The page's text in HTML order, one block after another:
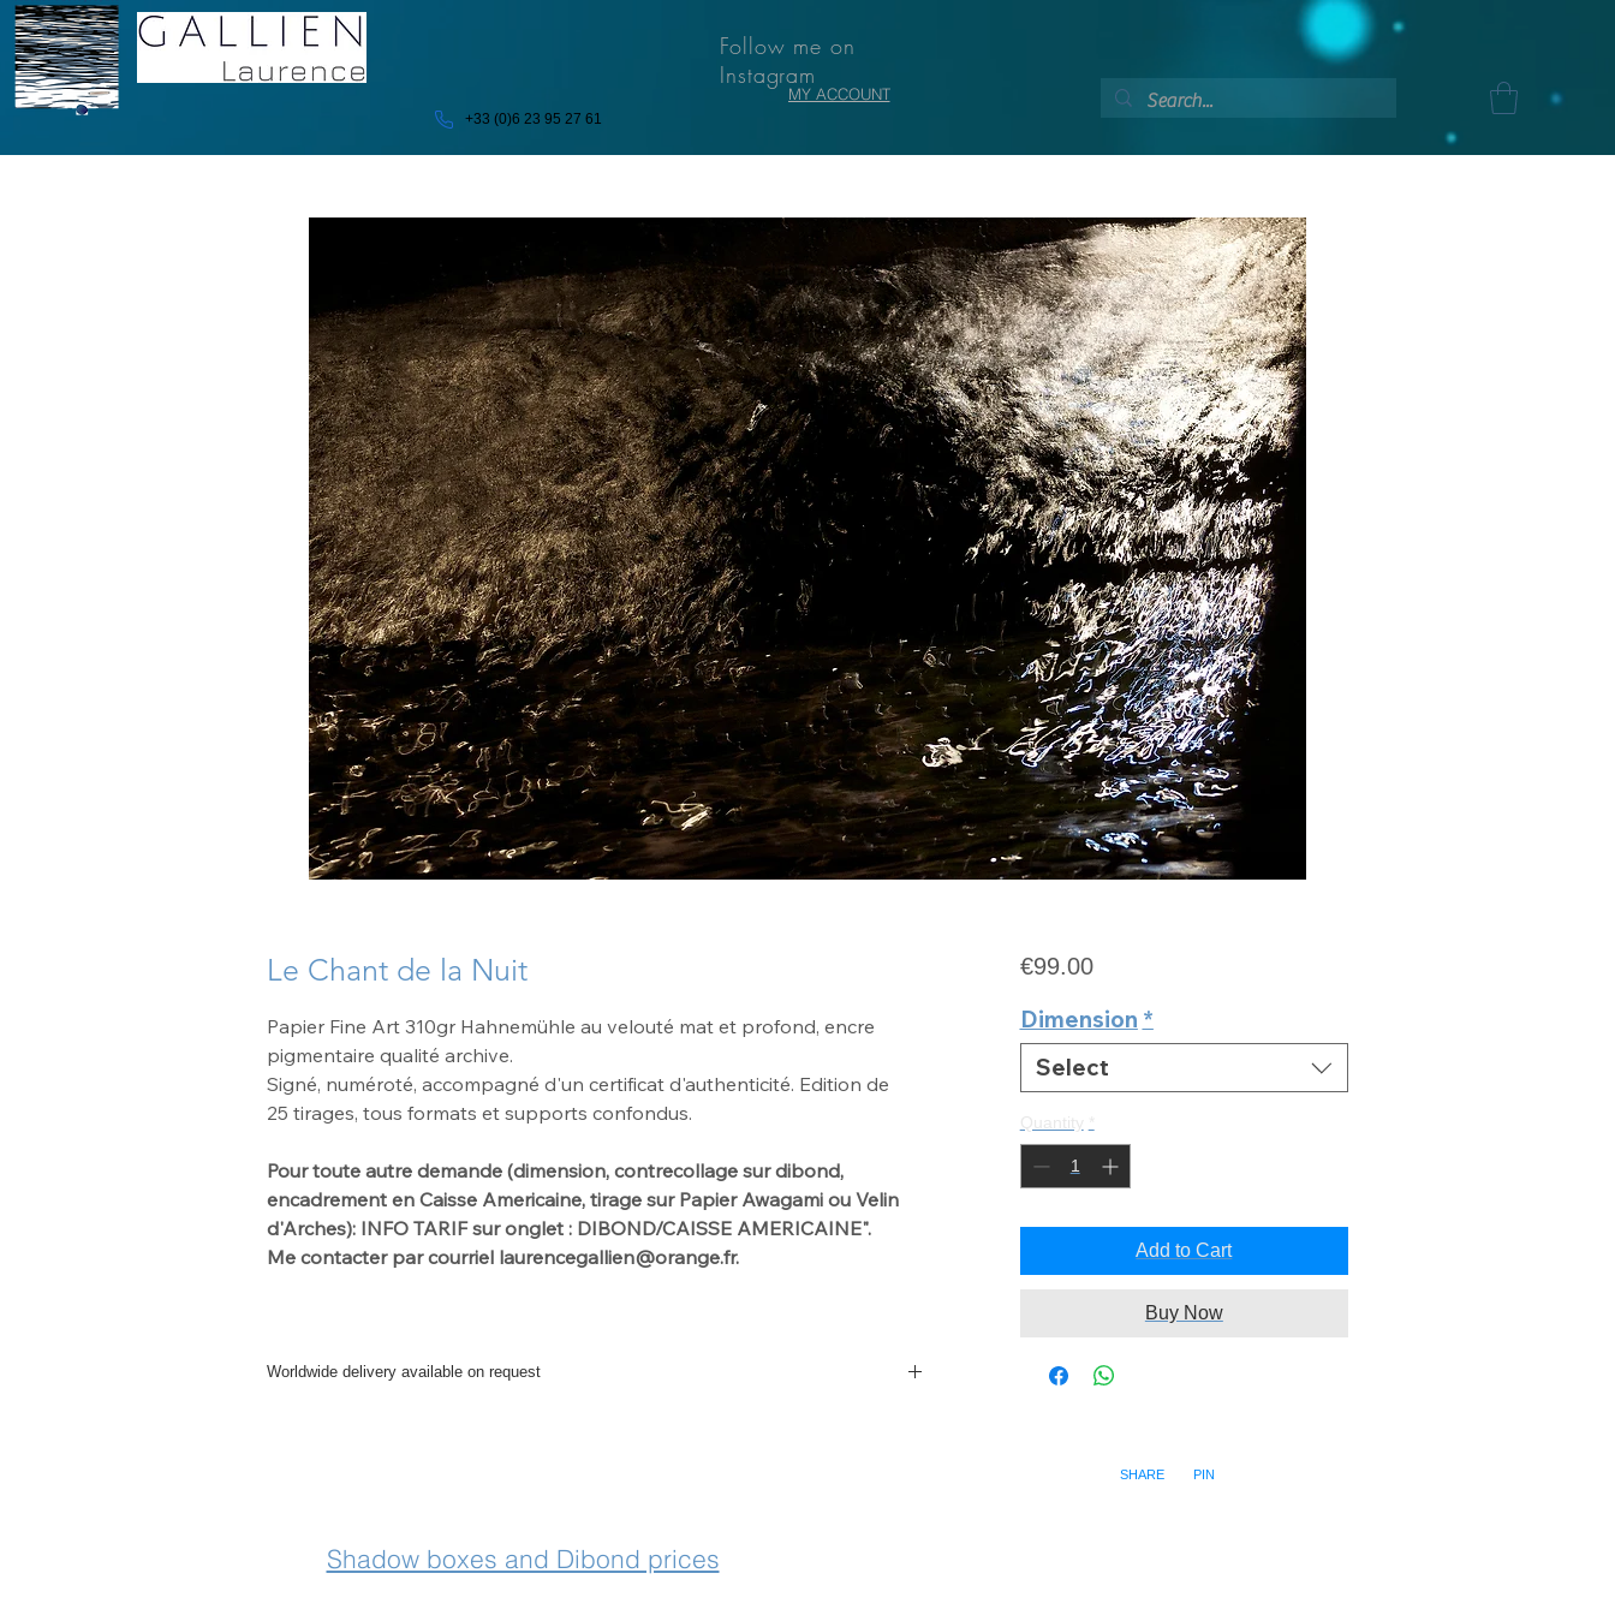
+33 (0)6 23 95 27 61
Follow me on
Instagram
MY ACCOUNT
Le Chant de la Nuit
Papier Fine Art 310gr Hahnemühle au velouté mat et profond, encre
pigmentaire qualité archive.
Signé, numéroté, accompagné d'un certificat d'authenticité. Edition de
25 tirages, tous formats et supports confondus.
Pour toute autre demande (dimension, contrecollage sur dibond,
encadrement en Caisse Americaine, tirage sur Papier Awagami ou Velin
d'Arches): INFO TARIF sur onglet : DIBOND/CAISSE AMERICAINE".
Me contacter par courriel laurencegallien@orange.fr.
Worldwide delivery available on request
€99.00Price
Dimension *
Select
Add to Cart
Buy Now
SHARE PIN
Shadow boxes and Dibond prices